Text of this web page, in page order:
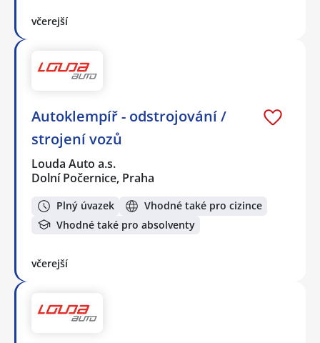
včerejší
Autoklempíř - odstrojování /
strojení vozů
Louda Auto a.s.
Dolní Počernice, Praha
Plný úvazek
Vhodné také pro cizince
Vhodné také pro absolventy
včerejší